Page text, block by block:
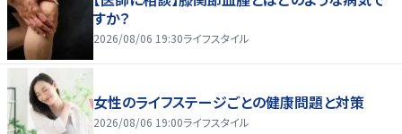
すか？
2026/08/06 19:30ライフスタイル
女性のライフステージごとの健康問題と対策
2026/08/06 19:00ライフスタイル